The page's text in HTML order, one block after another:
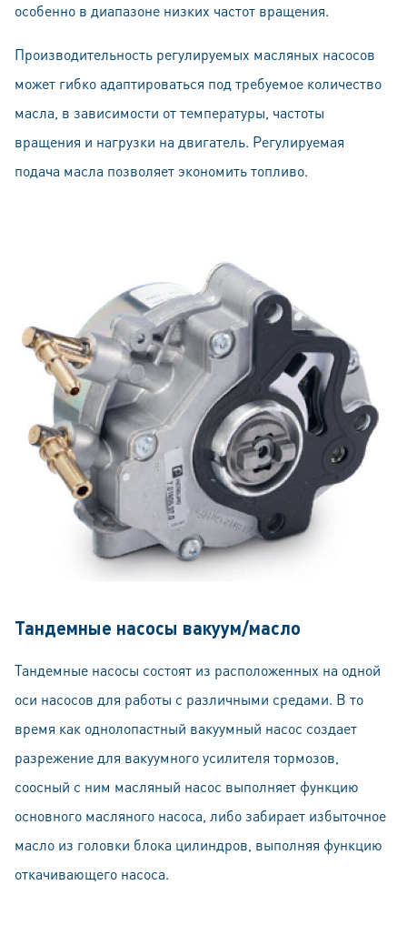
особенно в диапазоне низких частот вращения.
Производительность регулируемых масляных насосов
может гибко адаптироваться под требуемое количество
масла, в зависимости от температуры, частоты
вращения и нагрузки на двигатель. Регулируемая
подача масла позволяет экономить топливо.
Тандемные насосы вакуум/масло
Тандемные насосы состоят из расположенных на одной
оси насосов для работы с различными средами. В то
время как однолопастный вакуумный насос создает
разрежение для вакуумного усилителя тормозов,
соосный с ним масляный насос выполняет функцию
основного масляного насоса, либо забирает избыточное
масло из головки блока цилиндров, выполняя функцию
откачивающего насоса.